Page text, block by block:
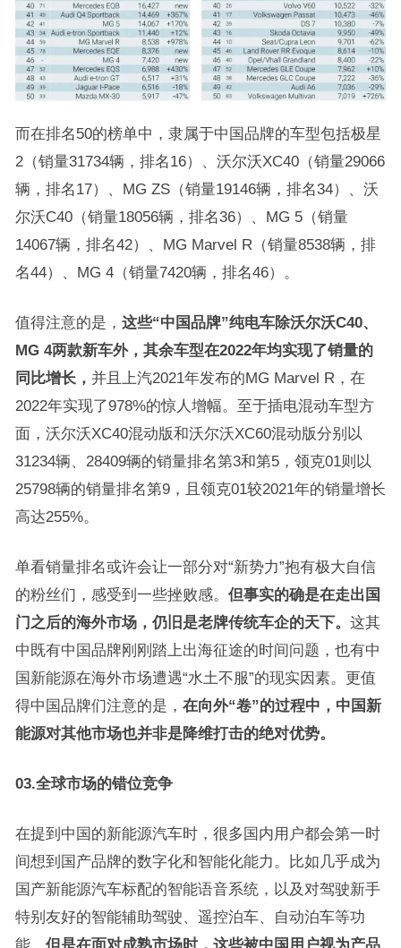
而在排名50的榜单中，隶属于中国品牌的车型包括极星
2（销量31734辆，排名16）、沃尔沃XC40（销量29066
辆，排名17）、MG ZS（销量19146辆，排名34）、沃
尔沃C40（销量18056辆，排名36）、MG 5（销量
14067辆，排名42）、MG Marvel R（销量8538辆，排
名44）、MG 4（销量7420辆，排名46）。
值得注意的是， 这些“中国品牌”纯电车除沃尔沃C40、
MG 4两款新车外，其余车型在2022年均实现了销量的
同比增长， 并且上汽2021年发布的MG Marvel R，在
2022年实现了978%的惊人增幅。至于插电混动车型方
面，沃尔沃XC40混动版和沃尔沃XC60混动版分别以
31234辆、28409辆的销量排名第3和第5，领克01则以
25798辆的销量排名第9，且领克01较2021年的销量增长
高达255%。
单看销量排名或许会让一部分对“新势力”抱有极大自信
的粉丝们，感受到一些挫败感。 但事实的确是在走出国
门之后的海外市场，仍旧是老牌传统车企的天下。 这其
中既有中国品牌刚刚踏上出海征途的时间问题，也有中
国新能源在海外市场遭遇“水土不服”的现实因素。更值
得中国品牌们注意的是， 在向外“卷”的过程中，中国新
能源对其他市场也并非是降维打击的绝对优势。
03.全球市场的错位竞争
在提到中国的新能源汽车时，很多国内用户都会第一时
间想到国产品牌的数字化和智能化能力。比如几乎成为
国产新能源汽车标配的智能语音系统，以及对驾驶新手
特别友好的智能辅助驾驶、遥控泊车、自动泊车等功
能。 但是在面对成熟市场时，这些被中国用户视为产品